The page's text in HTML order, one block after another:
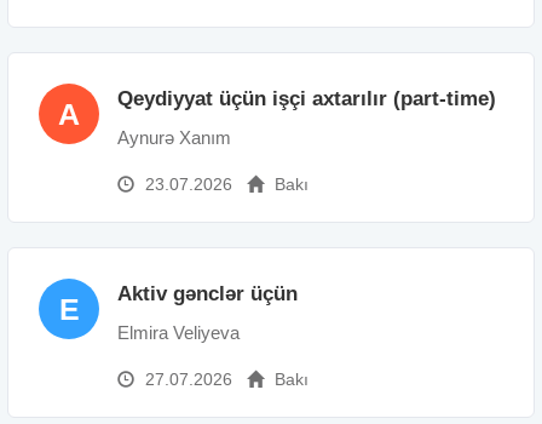
A Qeydiyyat üçün işçi axtarılır (part-time)
Aynurə Xanım
23.07.2026 Bakı
E Aktiv gənclər üçün
Elmira Veliyeva
27.07.2026 Bakı